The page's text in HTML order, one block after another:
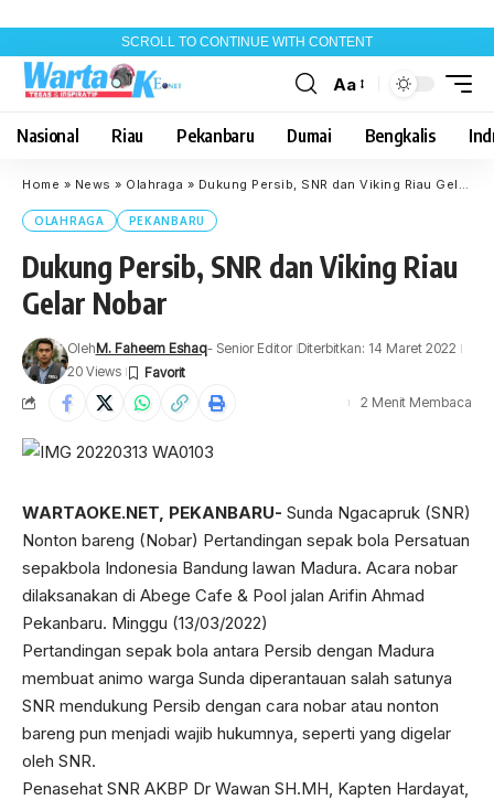
SCROLL TO CONTINUE WITH CONTENT
Font
Aa
Nasional Riau Pekanbaru Dumai Bengkalis
Home » News » Olahraga » Dukung Persib, SNR dan Viking Riau Gelar Nobar
OLAHRAGA PEKANBARU
Dukung Persib, SNR dan Viking Riau
Gelar Nobar
OlehM. Faheem Eshaq- Senior Editor Diterbitkan: 14 Maret 2022
20 Views
2 Menit Membaca
WARTAOKE.NET, PEKANBARU- Sunda Ngacapruk (SNR)
Nonton bareng (Nobar) Pertandingan sepak bola Persatuan
sepakbola Indonesia Bandung lawan Madura. Acara nobar
dilaksanakan di Abege Cafe & Pool jalan Arifin Ahmad
Pekanbaru. Minggu (13/03/2022)
Pertandingan sepak bola antara Persib dengan Madura
membuat animo warga Sunda diperantauan salah satunya
SNR mendukung Persib dengan cara nobar atau nonton
bareng pun menjadi wajib hukumnya, seperti yang digelar
oleh SNR.
Penasehat SNR AKBP Dr Wawan SH.MH, Kapten Hardayat,